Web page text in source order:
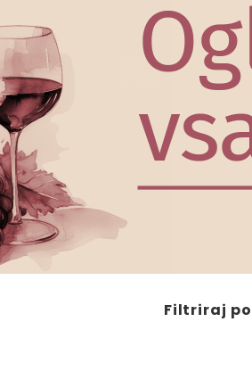
Filtriraj po